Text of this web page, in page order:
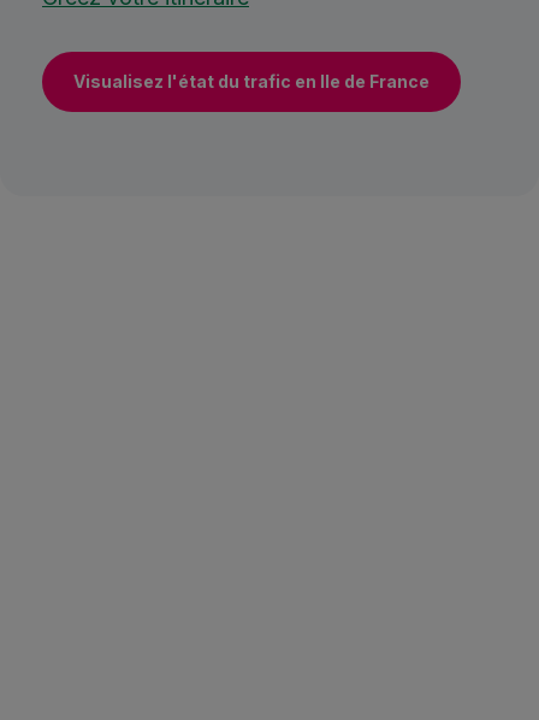
Visualisez l'état du trafic en Ile de France